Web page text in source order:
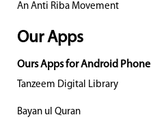
An Anti Riba Movement
Our Apps
Ours Apps for Android Phone
Tanzeem Digital Library
Bayan ul Quran